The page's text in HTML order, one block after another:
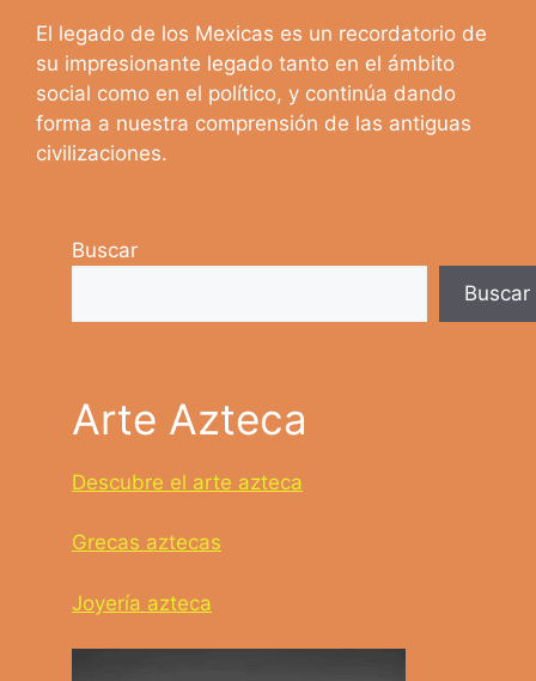
El legado de los Mexicas es un recordatorio de
su impresionante legado tanto en el ámbito
social como en el político, y continúa dando
forma a nuestra comprensión de las antiguas
civilizaciones.
Buscar
Buscar
Arte Azteca
Descubre el arte azteca
Grecas aztecas
Joyería azteca